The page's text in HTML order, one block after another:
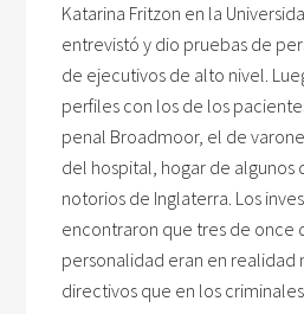
Katarina Fritzon en la
entrevistó y dio pruebas de
de ejecutivos de alto nivel.
perfiles con los de los
penal Broadmoor, el de
del hospital, hogar de algunos
notorios de Inglaterra. Los
encontraron que tres de once
personalidad eran en realidad
directivos que en los